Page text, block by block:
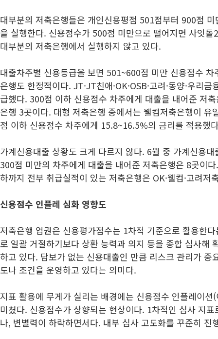
대부분의 저축은행들은 개인신용평점 501점부터 900점
을 실행한다. 신용점수가 500점 미만으로 떨어지면 사잇
대부분의 저축은행에서 실행하지 않고 있다.
대출차주별 신용등급을 보면 501~600점 미만 신용점수
은행도 한정적이다. JT·JT친애·OK·OSB·고려·동양·우리
급했다. 300점 이하 신용점수 차주에게 대출을 내어준 저
은행 3곳이다. 대형 저축은행 중에서는 웰컴저축은행이 유
점 이하 신용점수 차주에게 15.8~16.5%의 금리를 적용했
가계신용대출 상황도 크게 다르지 않다. 6월 중 가계신용
300점 미만의 차주에게 대출을 내어준 저축은행은 8곳이
하까지 전부 취급실적이 있는 저축은행은 OK·웰컴·고려저
신용점수 인플레 심화 영향도
저축은행 업권은 신용평가점수는 1차적 기준으로 활용한
로 일괄 거절하기보다 상환 능력과 의지 등을 종합 심사해
하고 있다. 담보가 없는 신용대출인 만큼 리스크 관리가 중
도나 조건을 운영하고 있다는 의미다.
지표 활용에 무게가 실리는 배경에는 신용점수 인플레이션
미쳤다. 신용점수가 상향되는 현상이다. 1차적인 심사 지
나, 변별력이 하락하면서다. 내부 심사 고도화를 꾸준히